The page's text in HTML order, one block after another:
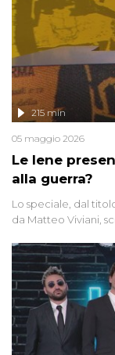
Le Iene
alla guerra?
215 min
05 maggio 2026
Lo speciale, dal
da Matteo Viviani,
di settore - su
Anche se l'Italia
contesto globale
lontano.